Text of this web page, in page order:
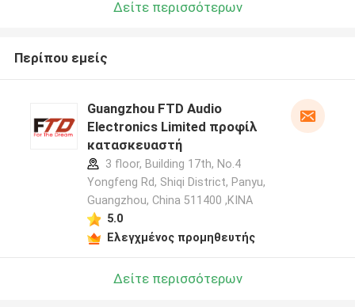
Δείτε περισσότερων
Περίπου εμείς
Guangzhou FTD Audio
Electronics Limited προφίλ
κατασκευαστή
3 floor, Building 17th, No.4
Yongfeng Rd, Shiqi District, Panyu,
Guangzhou, China 511400 ,ΚΙΝΑ
5.0
Ελεγχμένος προμηθευτής
Δείτε περισσότερων